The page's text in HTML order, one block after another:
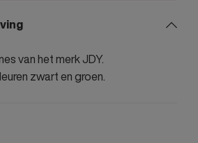
van het merk JDY.
zwart en groen.